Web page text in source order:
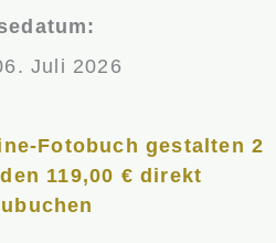
Juli 2026
Fotobuch gestalten 2
119,00 € direkt